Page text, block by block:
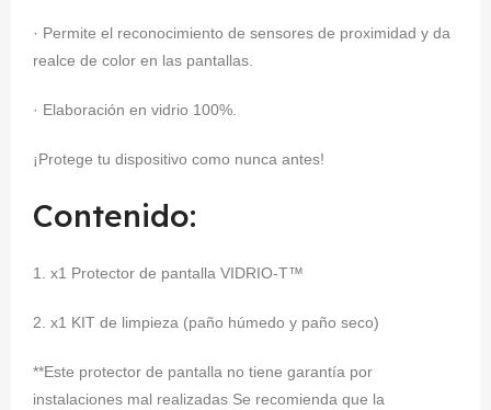
· Permite el reconocimiento de sensores de proximidad y da
realce de color en las pantallas.
· Elaboración en vidrio 100%.
¡Protege tu dispositivo como nunca antes!
Contenido:
1. x1 Protector de pantalla VIDRIO-T™
2. x1 KIT de limpieza (paño húmedo y paño seco)
**Este protector de pantalla no tiene garantía por
instalaciones mal realizadas Se recomienda que la